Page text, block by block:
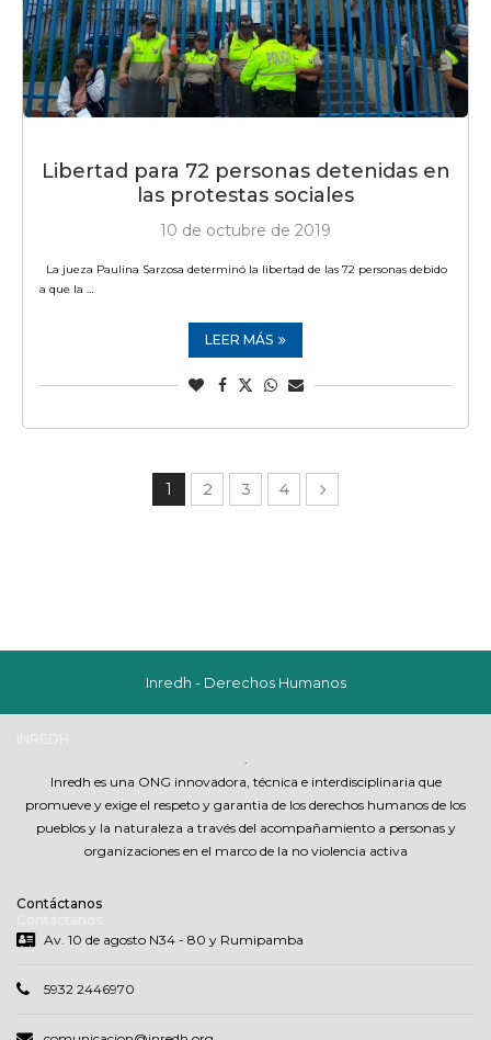
Libertad para 72 personas detenidas en
las protestas sociales
10 de octubre de 2019
La jueza Paulina Sarzosa determinó la libertad de las 72 personas debido
a que la …
LEER MÁS
1 2 3 4
Inredh - Derechos Humanos
.
Inredh es una ONG innovadora, técnica e interdisciplinaria que
promueve y exige el respeto y garantia de los derechos humanos de los
pueblos y la naturaleza a través del acompañamiento a personas y
organizaciones en el marco de la no violencia activa
Contáctanos
Av. 10 de agosto N34 - 80 y Rumipamba
5932 2446970